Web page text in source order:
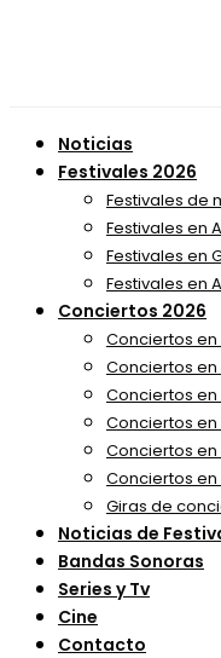
Noticias
Festivales 2026
Festivales de
Festivales en
Festivales en
Festivales en
Conciertos 2026
Conciertos en
Conciertos
Conciertos en
Conciertos
Conciertos en
Conciertos
Giras de
Noticias de
Bandas Sonoras
Series y Tv
Cine
Contacto